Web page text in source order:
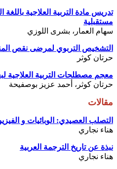
تدريس مادة التربية العلاجية باللغة
مستقبلية
سهام العمار، بشرى اللوزي
التشخيص التربوي لمرضى نقص
حرتان كوثر
معجم مصطلحات التربية العلاجية
حرتان كوثر، أحمد عزيز بوصفيحة
مقالات
التصلب العصيدي: الوبائيات و
هناء نجاري
نبذة عن تاريخ الترجمة العربية
هناء نجاري